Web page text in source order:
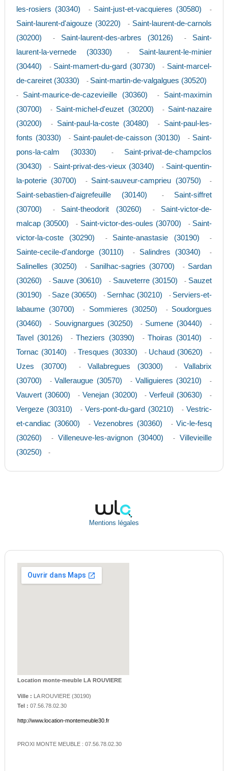
les-rosiers (30340)
- Saint-just-et-vacquieres (30580) -
Saint-laurent-d'aigouze (30220) - Saint-laurent-de-carnols
(30200)
- Saint-laurent-des-arbres (30126) - Saint-
laurent-la-vernede (30330)
- Saint-laurent-le-minier
(30440)
- Saint-mamert-du-gard (30730) - Saint-marcel-
de-careiret (30330)
- Saint-martin-de-valgalgues (30520)
- Saint-maurice-de-cazevieille (30360) - Saint-maximin
(30700)
- Saint-michel-d'euzet (30200) - Saint-nazaire
(30200)
- Saint-paul-la-coste (30480) - Saint-paul-les-
fonts (30330)
- Saint-paulet-de-caisson (30130) - Saint-
pons-la-calm (30330)
- Saint-privat-de-champclos
(30430)
- Saint-privat-des-vieux (30340) - Saint-quentin-
la-poterie (30700)
- Saint-sauveur-camprieu (30750) -
Saint-sebastien-d'aigrefeuille (30140) - Saint-siffret
(30700)
- Saint-theodorit (30260) - Saint-victor-de-
malcap (30500)
- Saint-victor-des-oules (30700) - Saint-
victor-la-coste (30290)
- Sainte-anastasie (30190) -
Sainte-cecile-d'andorge (30110) - Salindres (30340) -
Salinelles (30250) - Sanilhac-sagries (30700) - Sardan
(30260)
- Sauve (30610) - Sauveterre (30150) - Sauzet
(30190)
- Saze (30650) - Sernhac (30210) - Serviers-et-
labaume (30700)
- Sommieres (30250) - Soudorgues
(30460)
- Souvignargues (30250) - Sumene (30440) -
Tavel (30126) - Theziers (30390) - Thoiras (30140) -
Tornac (30140) - Tresques (30330) - Uchaud (30620) -
Uzes (30700) - Vallabregues (30300) - Vallabrix
(30700)
- Valleraugue (30570) - Valliguieres (30210) -
Vauvert (30600) - Venejan (30200) - Verfeuil (30630) -
Vergeze (30310) - Vers-pont-du-gard (30210) - Vestric-
et-candiac (30600)
- Vezenobres (30360) - Vic-le-fesq
(30260)
- Villeneuve-les-avignon (30400) - Villevieille
(30250)
-
Mentions légales
Location monte-meuble LA ROUVIERE
Ville : LA ROUVIERE(30190)
Tel : 07.56.78.02.30
http://www.location-montemeuble30.fr
PROXI MONTE MEUBLE : 07.56.78.02.30